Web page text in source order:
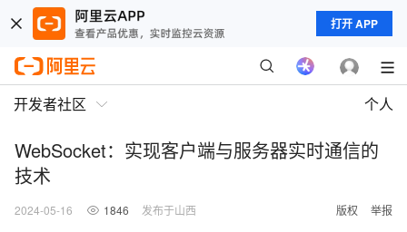
打开 APP
开发者社区 个人
WebSocket：实现客户端与服务器实时通信的
技术
2024-05-16 1846 发布于山西 版权 举报